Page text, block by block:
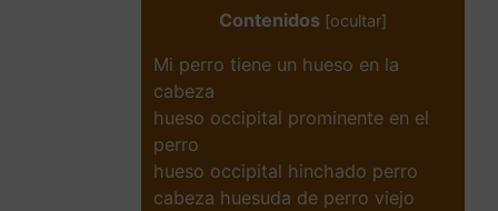
Contenidos [ocultar]
Mi perro tiene un hueso en la
cabeza
hueso occipital prominente en el
perro
hueso occipital hinchado perro
cabeza huesuda de perro viejo